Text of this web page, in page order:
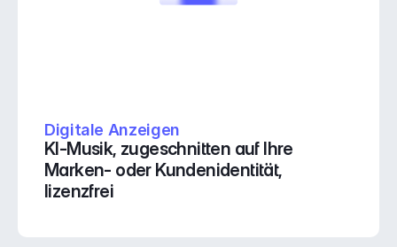
Digitale Anzeigen
KI-Musik, zugeschnitten auf Ihre
Marken- oder Kundenidentität,
lizenzfrei